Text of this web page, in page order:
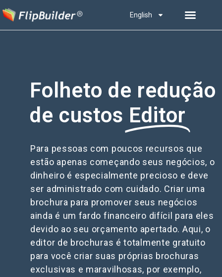
English
Folheto de redução
de custos Editor
Para pessoas com poucos recursos que
estão apenas começando seus negócios, o
dinheiro é especialmente precioso e deve
ser administrado com cuidado. Criar uma
brochura para promover seus negócios
ainda é um fardo financeiro difícil para eles
devido ao seu orçamento apertado. Aqui, o
editor de brochuras é totalmente gratuito
para você criar suas próprias brochuras
exclusivas e maravilhosas, por exemplo,